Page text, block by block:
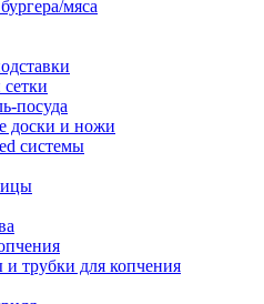
мяса
посуда
доски и ножи
системы
трубки для копчения